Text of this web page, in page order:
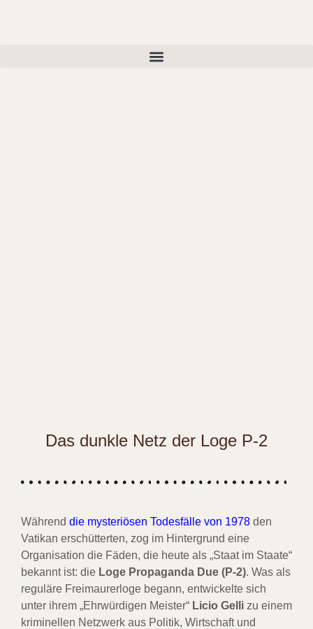
Das dunkle Netz der Loge P-2
Während die mysteriösen Todesfälle von 1978 den
Vatikan erschütterten, zog im Hintergrund eine
Organisation die Fäden, die heute als „Staat im Staate“
bekannt ist: die Loge Propaganda Due (P-2). Was als
reguläre Freimaurerloge begann, entwickelte sich
unter ihrem „Ehrwürdigen Meister“ Licio Gelli zu einem
kriminellen Netzwerk aus Politik, Wirtschaft und